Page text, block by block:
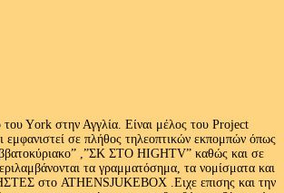
Υork στην Αγγλία. Είναι μέλος του Project
σε πλήθος τηλεοπτικών εκπομπών όπως
,”ΣΚ ΣΤΟ HIGHTV” καθώς και σε
τα γραμματόσημα, τα νομίσματα και
στο ATHENSJUKEBOX .Ειχε επισης και την